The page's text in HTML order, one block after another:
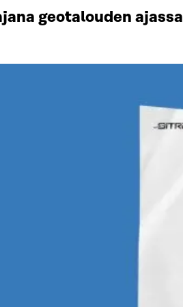
geotalouden ajassa